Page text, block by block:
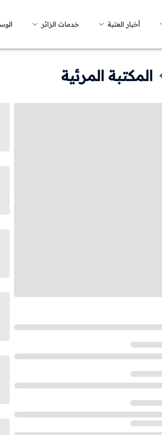
أخبار العتبة خدمات الزائر
المكتبة المرئية